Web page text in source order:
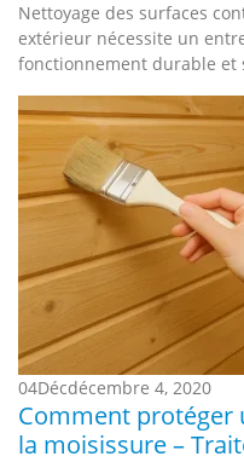
Nettoyage des surfaces
extérieur nécessite un
fonctionnement durable et
04Décdécembre 4, 2020
Comment protéger
la moisissure –